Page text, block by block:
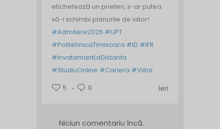
etichetează un prieten, s-ar putea
să-i schimbi planurile de viitor!
#Admitere2026 #UPT
#PolitehnicaTimisoara #ID #IFR
#InvatamantLaDistanta
#StudiuOnline #Cariera #Viitor
5
0 Ieri
Niciun comentariu încă.